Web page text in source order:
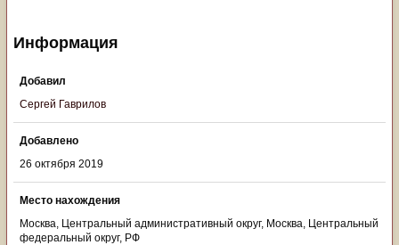
Информация
Добавил
Сергей Гаврилов
Добавлено
26 октября 2019
Место нахождения
Москва, Центральный административный округ, Москва, Центральный
федеральный округ, РФ